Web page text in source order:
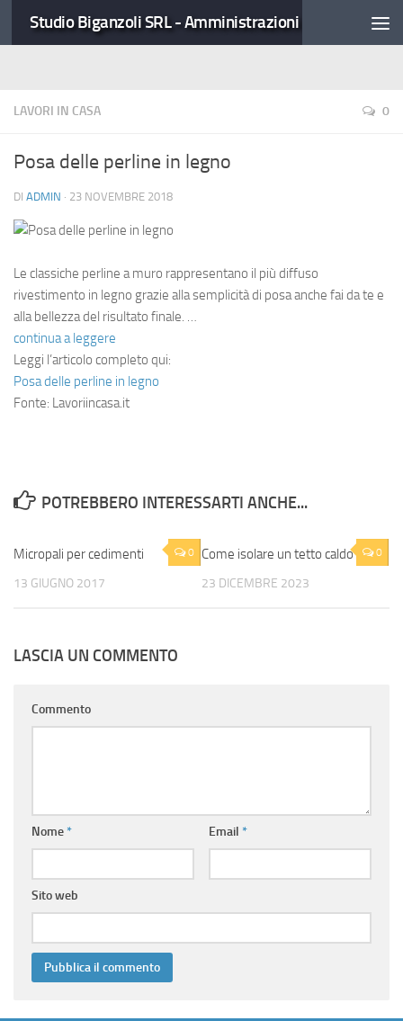
LAVORI IN CASA 0
Posa delle perline in legno
DI ADMIN · 23 NOVEMBRE 2018
Le classiche perline a muro rappresentano il più diffuso
rivestimento in legno grazie alla semplicità di posa anche fai da te e
alla bellezza del risultato finale. …
continua a leggere
Leggi l’articolo completo qui:
Posa delle perline in legno
Fonte: Lavoriincasa.it
POTREBBERO INTERESSARTI ANCHE...
0
Micropali per cedimenti
13 GIUGNO 2017
0
Come isolare un tetto caldo
23 DICEMBRE 2023
LASCIA UN COMMENTO
Commento
Nome* Email *
Sito web